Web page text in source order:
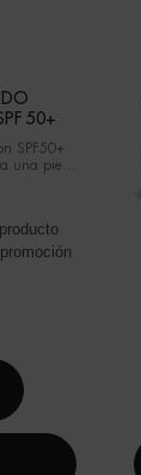
50+
SPF50+
una piel